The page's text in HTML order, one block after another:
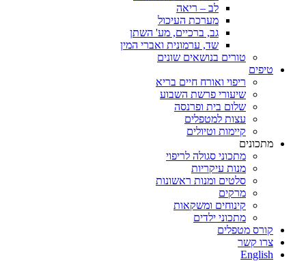
לב – ריאה
מערכת העיכול
גב, ברכיים, מע' השתן
שד, ערמונית ואברי המין
טורים בנושאים שונים
טיפים
ריפוי ואורח חיים בריא
שיעורי פרשת השבוע
שלום בית ופרנסה
עצות למטפלים
קיימות וטיולים
מתכונים
מתכוני סגולה לריפוי
מנות עיקריות
סלטים ומנות ראשונות
מרקים
קינוחים ומשקאות
מתכוני ילדים
קורס מטפלים
צרו קשר
English